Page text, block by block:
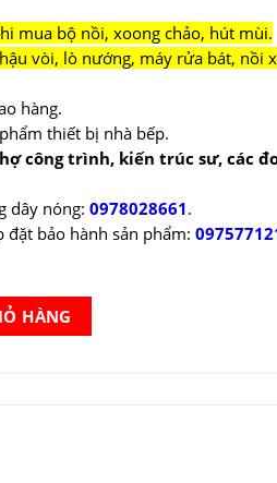
mua bộ nồi, xoong chảo, hút mùi.
vòi, lò nướng, máy rửa bát, nồi
hàng.
thiết bị nhà bếp.
công trình, kiến trúc sư, các
dây nóng: 0978028661.
bảo hành sản phẩm:
HÀNG